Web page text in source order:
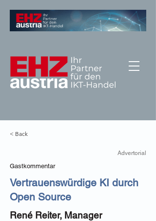
< Back
Advertorial
Gastkommentar
Vertrauenswürdige KI durch
Open Source
René Reiter, Manager